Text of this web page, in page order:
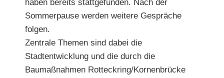
haben bereits stattgefunden. Nach der
Sommerpause werden weitere Gespräche
folgen.
Zentrale Themen sind dabei die
Stadtentwicklung und die durch die
Baumaßnahmen Rotteckring/Kornenbrücke